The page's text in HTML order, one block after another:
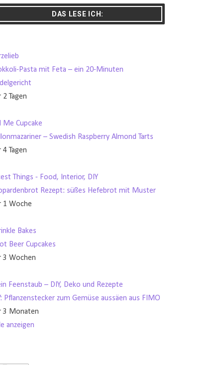
DAS LESE ICH:
Pasta mit Feta – ein 20-Minuten
2 Tagen
Me Cupcake
– Swedish Raspberry Almond Tarts
4 Tagen
Things - Food, Interior, DIY
Rezept: süßes Hefebrot mit Muster
1 Woche
Bakes
Beer Cupcakes
3 Wochen
Feenstaub – DIY, Deko und Rezepte
Pflanzenstecker zum Gemüse aussäen aus FIMO
3 Monaten
anzeigen